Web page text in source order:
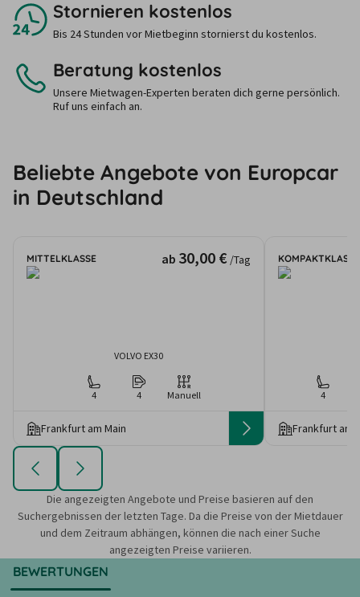
Stornieren kostenlos
Bis 24 Stunden vor Mietbeginn stornierst du kostenlos.
Beratung kostenlos
Unsere Mietwagen-Experten beraten dich gerne persönlich.
Ruf uns einfach an.
Beliebte Angebote von Europcar
in Deutschland
MITTELKLASSE ab 30,00 € /Tag
VOLVO EX30
4 4 Manuell
Frankfurt am Main
KOMPAKTKLASSE
4
Frankfurt am
Die angezeigten Angebote und Preise basieren auf den
Suchergebnissen der letzten Tage. Da die Preise von der Mietdauer
und dem Zeitraum abhängen, können die nach einer Suche
angezeigten Preise variieren.
BEWERTUNGEN